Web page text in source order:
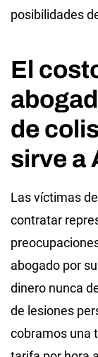
posibilidades
El
de
sirve a
Las víctimas
contratar
abogado por
dinero nunca
de lesiones
cobramos una